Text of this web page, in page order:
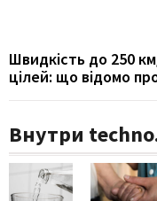
Швидкість до 250
цілей: що відомо
Внутри